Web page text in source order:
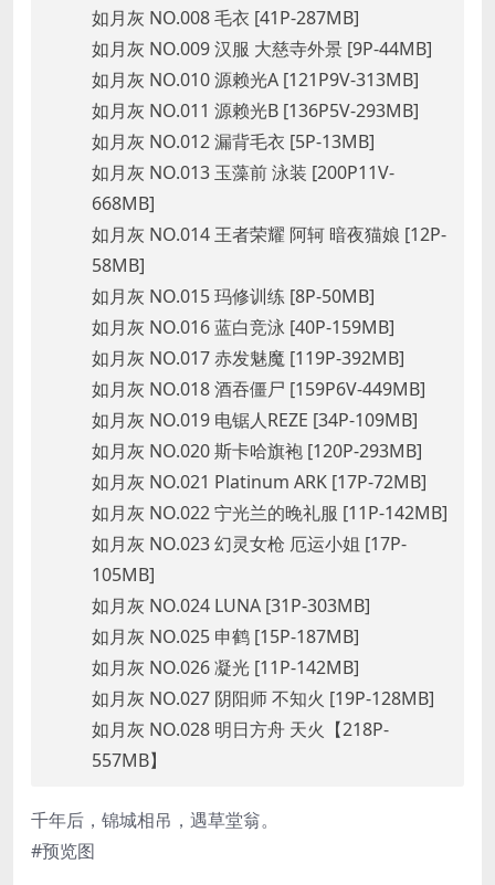
如月灰 NO.008 毛衣 [41P-287MB]
如月灰 NO.009 汉服 大慈寺外景 [9P-44MB]
如月灰 NO.010 源赖光A [121P9V-313MB]
如月灰 NO.011 源赖光B [136P5V-293MB]
如月灰 NO.012 漏背毛衣 [5P-13MB]
如月灰 NO.013 玉藻前 泳装 [200P11V-
668MB]
如月灰 NO.014 王者荣耀 阿轲 暗夜猫娘 [12P-
58MB]
如月灰 NO.015 玛修训练 [8P-50MB]
如月灰 NO.016 蓝白竞泳 [40P-159MB]
如月灰 NO.017 赤发魅魔 [119P-392MB]
如月灰 NO.018 酒吞僵尸 [159P6V-449MB]
如月灰 NO.019 电锯人REZE [34P-109MB]
如月灰 NO.020 斯卡哈旗袍 [120P-293MB]
如月灰 NO.021 Platinum ARK [17P-72MB]
如月灰 NO.022 宁光兰的晚礼服 [11P-142MB]
如月灰 NO.023 幻灵女枪 厄运小姐 [17P-
105MB]
如月灰 NO.024 LUNA [31P-303MB]
如月灰 NO.025 申鹤 [15P-187MB]
如月灰 NO.026 凝光 [11P-142MB]
如月灰 NO.027 阴阳师 不知火 [19P-128MB]
如月灰 NO.028 明日方舟 天火【218P-
557MB】
千年后，锦城相吊，遇草堂翁。
#预览图